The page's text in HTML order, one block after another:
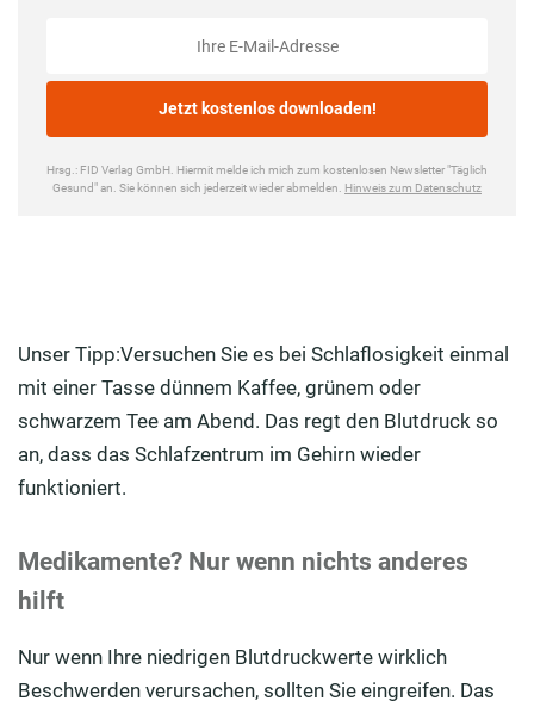
Unser Tipp:Versuchen Sie es bei Schlaflosigkeit einmal
mit einer Tasse dünnem Kaffee, grünem oder
schwarzem Tee am Abend. Das regt den Blutdruck so
an, dass das Schlafzentrum im Gehirn wieder
funktioniert.
Medikamente? Nur wenn nichts anderes
hilft
Nur wenn Ihre niedrigen Blutdruckwerte wirklich
Beschwerden verursachen, sollten Sie eingreifen. Das